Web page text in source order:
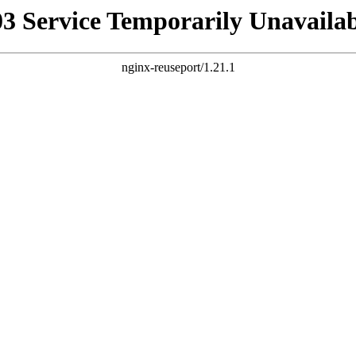
Service Temporarily
nginx-reuseport/1.21.1